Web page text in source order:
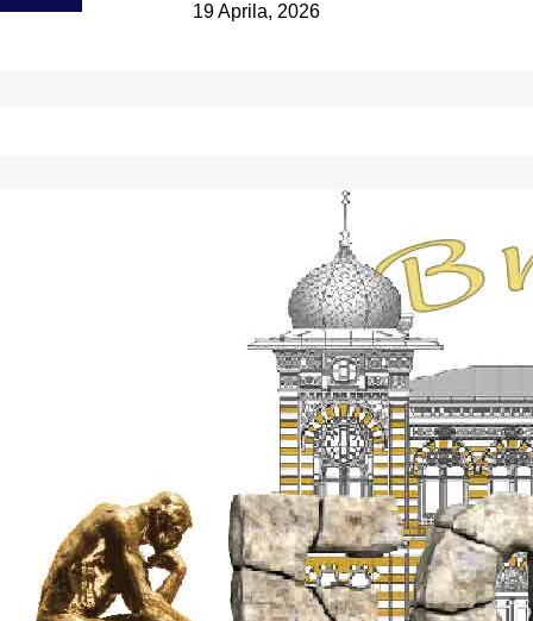
19 Aprila, 2026